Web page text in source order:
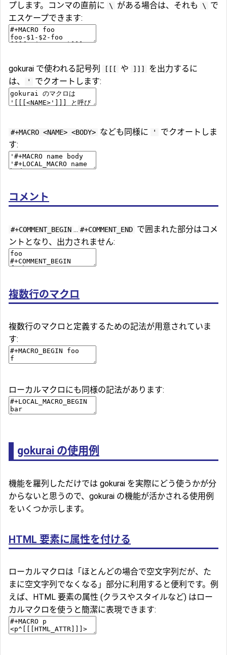
プします。コンマの直前に \ がある場合は、それも \
で
エスケープできます:
gokurai で使われる記号列 [[[ や ]]]
を出力するに
は、
' でクオートします:
#+MACRO <NAME> <BODY> なども同様に '
でクオートしま
す:
コメント
#+COMMENT_BEGIN ... #+COMMENT_END で囲まれた部分はコメ
ントとなり、出力されません:
複数行のマクロ
複数行のマクロと定義するための記法が用意されていま
す:
ローカルマクロにも同様の記法があります:
gokurai の使用例
機能を羅列しただけでは gokurai を実際にどう使うかが分
からないと思うので、gokurai の機能が活かされる使用例
をいくつか示します。
HTML 要素に属性を付ける
ローカルマクロは「ほとんどの場合で空文字列だが、た
まに空文字列でなくなる」部分に利用すると便利です。例
えば、HTML 要素の属性 (クラスやスタイルなど) はロー
カルマクロを使うと簡潔に表現できます: